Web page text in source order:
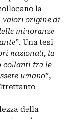
la
valori origine di
minoranze
”. Una tesi
nazionali, la
collanti tra le
umano”,
della